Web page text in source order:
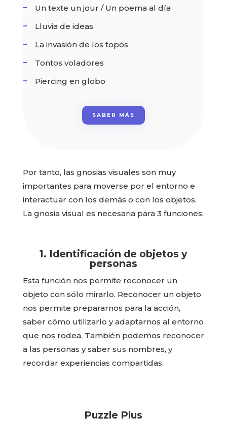
Un texte un jour / Un poema al día
Lluvia de ideas
La invasión de los topos
Tontos voladores
Piercing en globo
SABER MÁS
Por tanto, las gnosias visuales son muy
importantes para moverse por el entorno e
interactuar con los demás o con los objetos.
La gnosia visual es necesaria para 3 funciones:
1. Identificación de objetos y
personas
Esta función nos permite reconocer un
objeto con sólo mirarlo. Reconocer un objeto
nos permite prepararnos para la acción,
saber cómo utilizarlo y adaptarnos al entorno
que nos rodea. También podemos reconocer
a las personas y saber sus nombres, y
recordar experiencias compartidas.
Puzzle Plus